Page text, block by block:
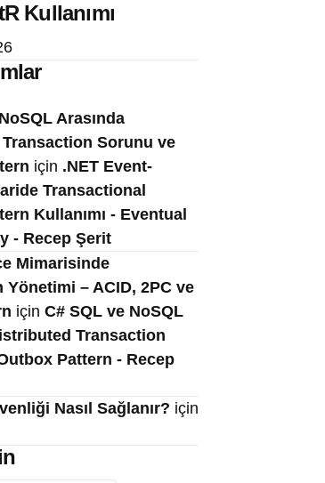
Kullanımı
Arasında
Sorunu ve
için .NET Event-
Transactional
Kullanımı - Eventual
- Recep Şerit
Mimarisinde
Yönetimi – ACID, 2PC ve
için C# SQL ve NoSQL
Transaction
Pattern - Recep
Nasıl Sağlanır? için